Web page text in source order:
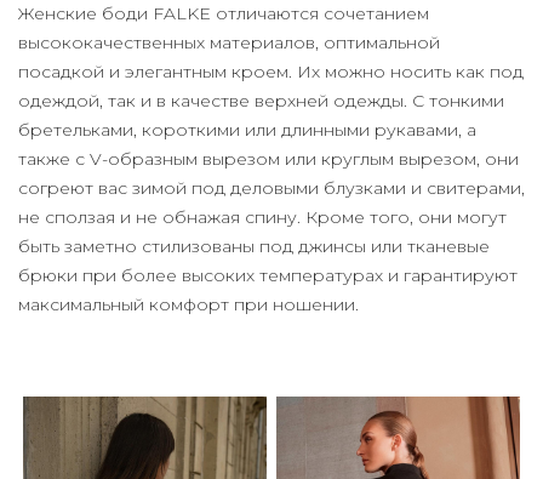
Женские боди FALKE отличаются сочетанием
высококачественных материалов, оптимальной
посадкой и элегантным кроем. Их можно носить как под
одеждой, так и в качестве верхней одежды. С тонкими
бретельками, короткими или длинными рукавами, а
также с V-образным вырезом или круглым вырезом, они
согреют вас зимой под деловыми блузками и свитерами,
не сползая и не обнажая спину. Кроме того, они могут
быть заметно стилизованы под джинсы или тканевые
брюки при более высоких температурах и гарантируют
максимальный комфорт при ношении.